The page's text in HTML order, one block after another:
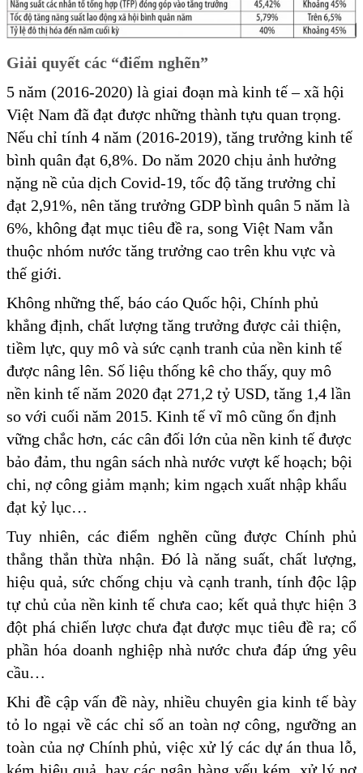
Giải quyết các “điểm nghẽn”
5 năm (2016-2020) là giai đoạn mà kinh tế – xã hội
Việt Nam đã đạt được những thành tựu quan trọng.
Nếu chỉ tính 4 năm (2016-2019), tăng trưởng kinh tế
bình quân đạt 6,8%. Do năm 2020 chịu ảnh hưởng
nặng nề của dịch Covid-19, tốc độ tăng trưởng chỉ
đạt 2,91%, nên tăng trưởng GDP bình quân 5 năm là
6%, không đạt mục tiêu đề ra, song Việt Nam vẫn
thuộc nhóm nước tăng trưởng cao trên khu vực và
thế giới.
Không những thế, báo cáo Quốc hội, Chính phủ
khẳng định, chất lượng tăng trưởng được cải thiện,
tiềm lực, quy mô và sức cạnh tranh của nền kinh tế
được nâng lên. Số liệu thống kê cho thấy, quy mô
nền kinh tế năm 2020 đạt 271,2 tỷ USD, tăng 1,4 lần
so với cuối năm 2015. Kinh tế vĩ mô cũng ổn định
vững chắc hơn, các cân đối lớn của nền kinh tế được
bảo đảm, thu ngân sách nhà nước vượt kế hoạch; bội
chi, nợ công giảm mạnh; kim ngạch xuất nhập khẩu
đạt kỷ lục…
Tuy nhiên, các điểm nghẽn cũng được Chính phủ
thẳng thắn thừa nhận. Đó là năng suất, chất lượng,
hiệu quả, sức chống chịu và cạnh tranh, tính độc lập
tự chủ của nền kinh tế chưa cao; kết quả thực hiện 3
đột phá chiến lược chưa đạt được mục tiêu đề ra; cổ
phần hóa doanh nghiệp nhà nước chưa đáp ứng yêu
cầu…
Khi đề cập vấn đề này, nhiều chuyên gia kinh tế bày
tỏ lo ngại về các chỉ số an toàn nợ công, ngưỡng an
toàn của nợ Chính phủ, việc xử lý các dự án thua lỗ,